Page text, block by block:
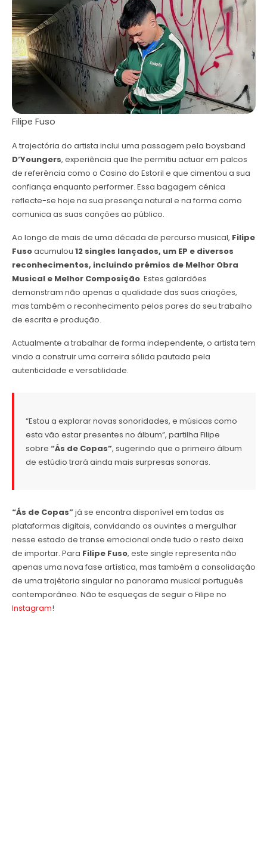
Filipe Fuso
A trajectória do artista inclui uma passagem pela boysband
D’Youngers, experiência que lhe permitiu actuar em palcos
de referência como o Casino do Estoril e que cimentou a sua
confiança enquanto performer. Essa bagagem cénica
reflecte-se hoje na sua presença natural e na forma como
comunica as suas canções ao público.
Ao longo de mais de uma década de percurso musical, Filipe
Fusoacumulou 12 singles lançados, um EP e diversos
reconhecimentos, incluindo prémios de Melhor Obra
Musical e Melhor Composição. Estes galardões
demonstram não apenas a qualidade das suas criações,
mas também o reconhecimento pelos pares do seu trabalho
de escrita e produção.
Actualmente a trabalhar de forma independente, o artista tem
vindo a construir uma carreira sólida pautada pela
autenticidade e versatilidade.
“Estou a explorar novas sonoridades, e músicas como
esta vão estar presentes no álbum”, partilha Filipe
sobre “Ás de Copas”, sugerindo que o primeiro álbum
de estúdio trará ainda mais surpresas sonoras.
“Ás de Copas”já se encontra disponível em todas as
plataformas digitais, convidando os ouvintes a mergulhar
nesse estado de transe emocional onde tudo o resto deixa
de importar. Para Filipe Fuso, este single representa não
apenas uma nova fase artística, mas também a consolidação
de uma trajétoria singular no panorama musical português
contemporâneo. Não te esqueças de seguir o Filipe no
Instagram!